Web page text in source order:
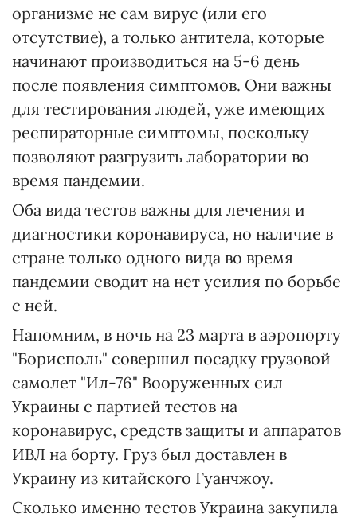
организме не сам вирус (или его
отсутствие), а только антитела, которые
начинают производиться на 5-6 день
после появления симптомов. Они важны
для тестирования людей, уже имеющих
респираторные симптомы, поскольку
позволяют разгрузить лаборатории во
время пандемии.
Оба вида тестов важны для лечения и
диагностики коронавируса, но наличие в
стране только одного вида во время
пандемии сводит на нет усилия по борьбе
с ней.
Напомним, в ночь на 23 марта в аэропорту
"Борисполь" совершил посадку грузовой
самолет "Ил-76" Вооруженных сил
Украины с партией тестов на
коронавирус, средств защиты и аппаратов
ИВЛ на борту. Груз был доставлен в
Украину из китайского Гуанчжоу.
Сколько именно тестов Украина закупила